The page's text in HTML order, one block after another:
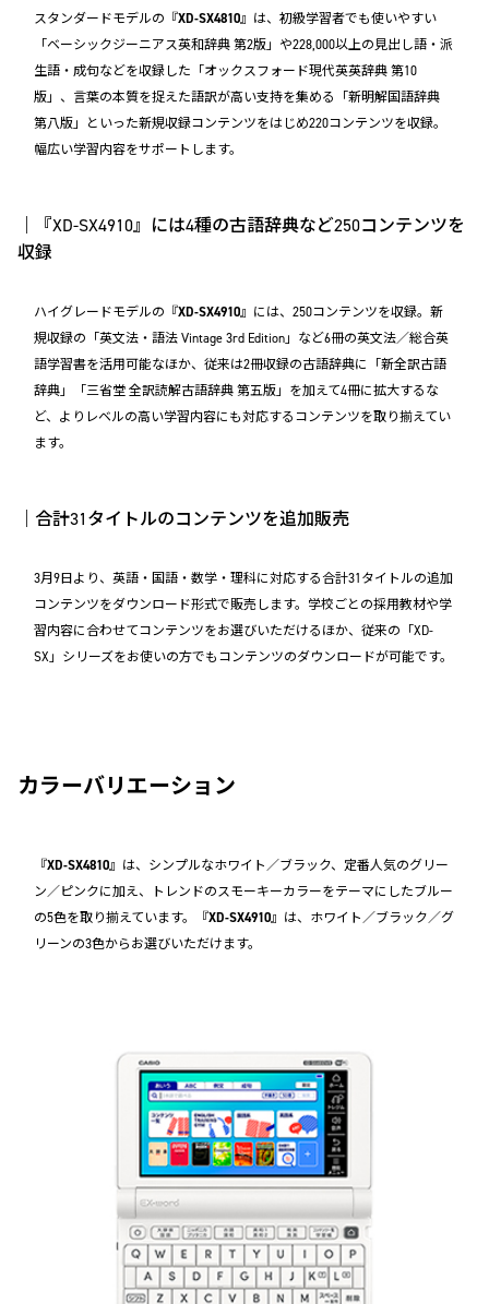
スタンダードモデルの『XD-SX4810』は、初級学習者でも使いやすい
「ベーシックジーニアス英和辞典 第2版」や228,000以上の見出し語・派
生語・成句などを収録した「オックスフォード現代英英辞典 第10
版」、言葉の本質を捉えた語訳が高い支持を集める「新明解国語辞典
第八版」といった新規収録コンテンツをはじめ220コンテンツを収録。
幅広い学習内容をサポートします。
｜『XD-SX4910』には4種の古語辞典など250コンテンツを
収録
ハイグレードモデルの『XD-SX4910』には、250コンテンツを収録。新
規収録の「英文法・語法 Vintage 3rd Edition」など6冊の英文法／総合英
語学習書を活用可能なほか、従来は2冊収録の古語辞典に「新全訳古語
辞典」「三省堂 全訳読解古語辞典 第五版」を加えて4冊に拡大するな
ど、よりレベルの高い学習内容にも対応するコンテンツを取り揃えてい
ます。
｜合計31タイトルのコンテンツを追加販売
3月9日より、英語・国語・数学・理科に対応する合計31タイトルの追加
コンテンツをダウンロード形式で販売します。学校ごとの採用教材や学
習内容に合わせてコンテンツをお選びいただけるほか、従来の「XD-
SX」シリーズをお使いの方でもコンテンツのダウンロードが可能です。
カラーバリエーション
『XD-SX4810』は、シンプルなホワイト／ブラック、定番人気のグリー
ン／ピンクに加え、トレンドのスモーキーカラーをテーマにしたブルー
の5色を取り揃えています。『XD-SX4910』は、ホワイト／ブラック／グ
リーンの3色からお選びいただけます。